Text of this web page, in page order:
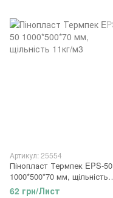
Артикул: 25554
Пінопласт Термпек EPS-50
1000*500*70 мм, щільність
11кг/м3
62 грн/Лист